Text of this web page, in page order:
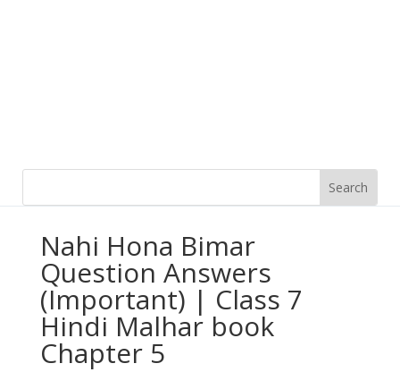
Nahi Hona Bimar
Question Answers
(Important) | Class 7
Hindi Malhar book
Chapter 5